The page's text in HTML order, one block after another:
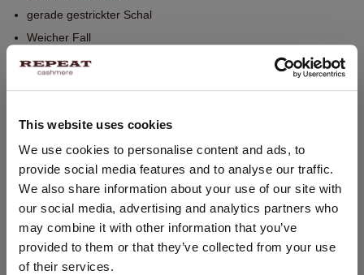
This website uses cookies
We use cookies to personalise content and ads, to
provide social media features and to analyse our traffic.
We also share information about your use of our site with
our social media, advertising and analytics partners who
may combine it with other information that you’ve
provided to them or that they’ve collected from your use
of their services.
gerade gestrickter Schal
Weicher Fall
Einheitsgröße
100% Bio-Kaschmir (GOTS-zertifiziert)
GRÖSSE & SCHNITT
PFLEGEHINWEISE
STANDORT ÄNDERN
Sie besuchen Repeat cashmere von Niederlande (€) aus.
Möchten Sie Ihre Standort aktualisieren?
Vereinigte Staaten ($)